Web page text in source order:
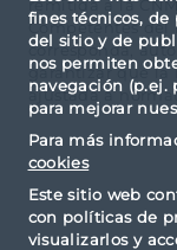
fines técnicos, de
del sitio y de
nos permiten
navegación (p.ej.
para mejorar
Para más
cookies
Este sitio web
con políticas de
visualizarlos y
remitida a la
Competentes del
corresponda,
garantizar que la
ajustada a